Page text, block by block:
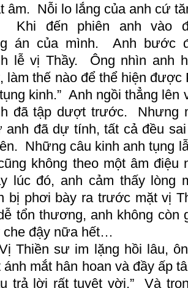
âm. Nỗi lo lắng của anh cứ
đến phiên anh vào
án của mình. Anh bước
lễ vị Thầy. Ông nhìn anh
làm thế nào để thể hiện được
kinh.” Anh ngồi thẳng lên
đã tập dượt trước.
Nhưng
anh đã dự tính, tất cả đều
Những câu kinh anh tụng
không theomột âm điệu
lúc đó, anh cảm thấy lòng
bị phơi bày ra trước mặt vị
tổn thương, anh không còn
che đậy nữa hết…
Thiền sư im lặng hồi lâu,
ánh mắt hân hoan và đầy ấp
trả lời rất tuyệt vời.”
Và